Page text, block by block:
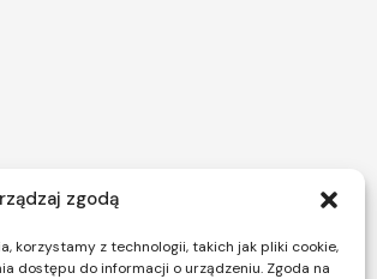
zgodą
korzystamy z technologii, takich jak pliki cookie,
dostępu do informacji o urządzeniu. Zgoda na
na sprzedaż Warszawa